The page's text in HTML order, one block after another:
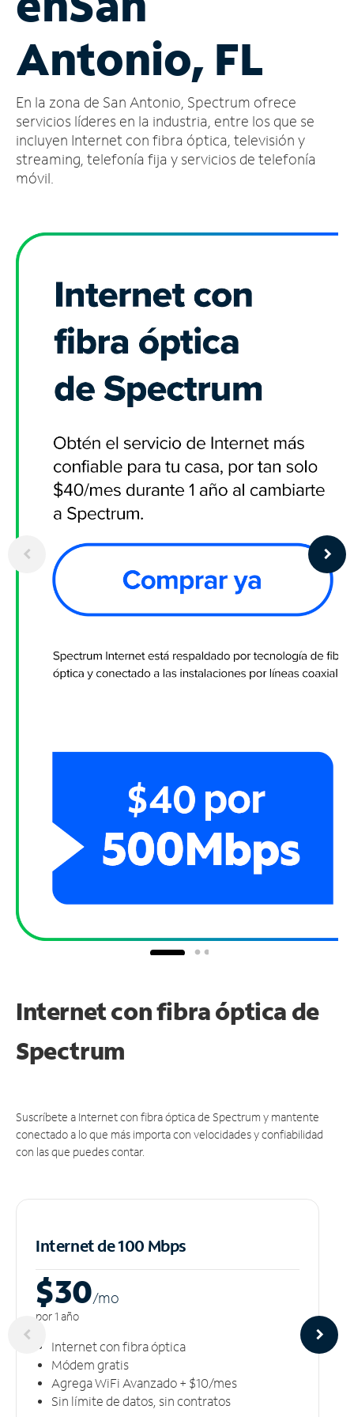
cuenta
Encuentra
tienda
Antonio, FL
En la zona de San Antonio, Spectrum ofrece
servicios líderes en la industria, entre los que se
incluyen Internet con fibra óptica, televisión y
streaming, telefonía fija y servicios de telefonía
móvil.
Internet con fibra óptica de
Spectrum
Suscríbete a Internet con fibra óptica de Spectrum y mantente
conectado a lo que más importa con velocidades y confiabilidad
con las que puedes contar.
Internet de 100 Mbps
$30/mo
por 1 año
Internet con fibra óptica
Módem gratis
Agrega WiFi Avanzado + $10/mes
Sin límite de datos, sin contratos